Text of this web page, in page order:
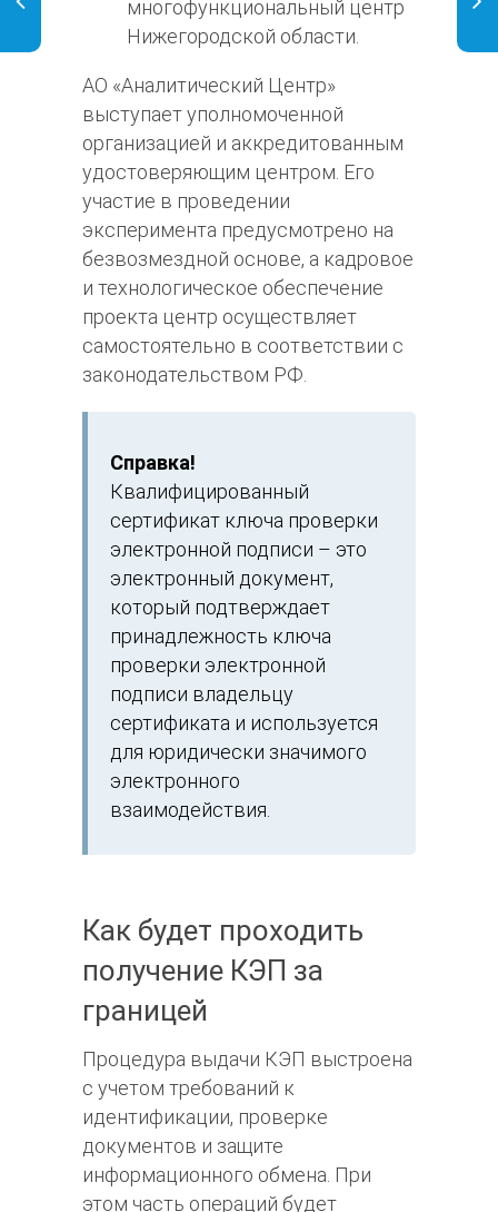
многофункциональный центр
Нижегородской области.
АО «Аналитический Центр»
выступает уполномоченной
организацией и аккредитованным
удостоверяющим центром. Его
участие в проведении
эксперимента предусмотрено на
безвозмездной основе, а кадровое
и технологическое обеспечение
проекта центр осуществляет
самостоятельно в соответствии с
законодательством РФ.
Справка!
Квалифицированный
сертификат ключа проверки
электронной подписи – это
электронный документ,
который подтверждает
принадлежность ключа
проверки электронной
подписи владельцу
сертификата и используется
для юридически значимого
электронного
взаимодействия.
Как будет проходить
получение КЭП за
границей
Процедура выдачи КЭП выстроена
с учетом требований к
идентификации, проверке
документов и защите
информационного обмена. При
этом часть операций будет